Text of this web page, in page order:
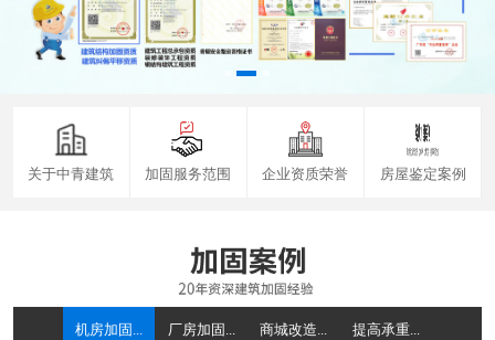
关于中青建筑 加固服务范围 企业资质荣誉 房屋鉴定案例
机房加固... 厂房加固... 商城改造... 提高承重...